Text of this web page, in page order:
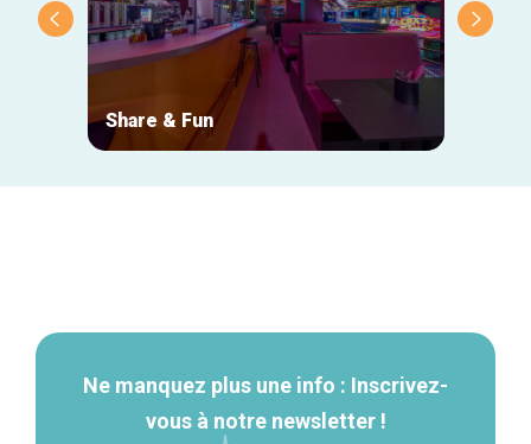
Share & Fun
Ne manquez plus une info : Inscrivez-
vous à notre newsletter !